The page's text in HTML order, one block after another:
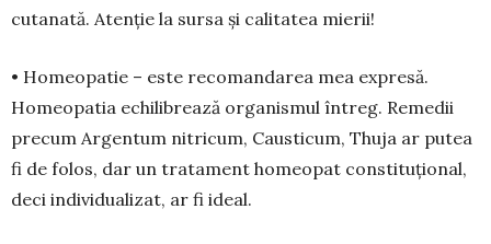
cutanată. Atenție la sursa și calitatea mierii!
• Homeopatie – este recomandarea mea ex­pre­să.
Homeopatia echilibrează organismul întreg. Remedii
precum Argentum nitricum, Causti­cum, Thuja ar putea
fi de folos, dar un tratament ho­meopat constituțional,
deci individualizat, ar fi ideal.